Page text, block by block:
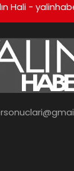
Hali -